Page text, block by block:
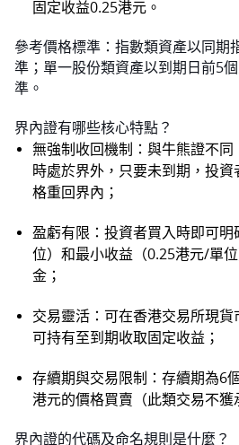
固定收益0.25港元。
參考價格標準：指數類資產以同期
準；單一股份類資產以到期日前5
準。
界內證有哪些核心特點？
無強制收回機制：與牛熊證不
時處於界外，只要未到期，投
格重回界內；
盈虧有限：投資者買入時即可
位）和最小收益（0.25港元/單
金；
交易靈活：可在香港交易所現
可持有至到期收取固定收益；
存續期與交易限制：存續期為6
港元的價格買賣（此類交易不獲
界內證的代碼及命名規則是什麼？